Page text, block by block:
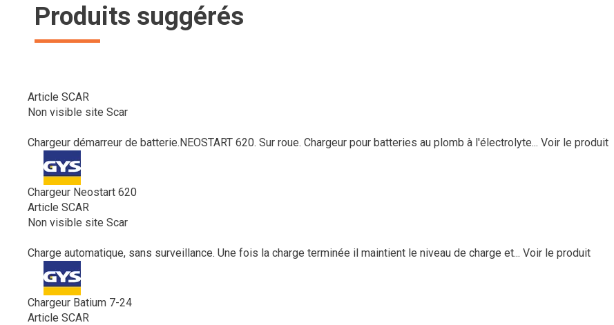
Produits suggérés
Article SCAR
Non visible site Scar
Chargeur démarreur de batterie.NEOSTART 620. Sur roue. Chargeur pour batteries au plomb à l'électrolyte... Voir le produit
Chargeur Neostart 620
Article SCAR
Non visible site Scar
Charge automatique, sans surveillance. Une fois la charge terminée il maintient le niveau de charge et... Voir le produit
Chargeur Batium 7-24
Article SCAR